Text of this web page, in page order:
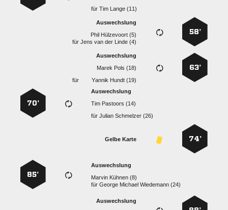
für  
58’
Auswechslung
  
für    
63’
Auswechslung
  
für
  
Auswechslung
  
für  
70’
74’
Gelbe Karte
Auswechslung
  
für   
85’
Auswechslung